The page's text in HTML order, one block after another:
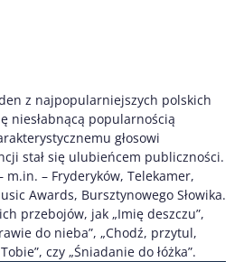
z najpopularniejszych polskich
niesłabnącą popularnością
głosowi
stał się ulubieńcem publiczności.
– Fryderyków, Telekamer,
Awards, Bursztynowego Słowika.
przebojów, jak „Imię deszczu”,
do nieba”, „Chodź, przytul,
czy „Śniadanie do łóżka”.